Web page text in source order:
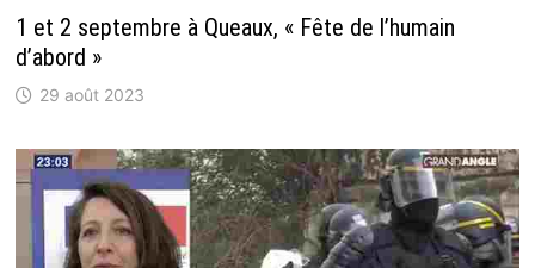
1 et 2 septembre à Queaux, « Fête de l’humain
d’abord »
29 août 2023